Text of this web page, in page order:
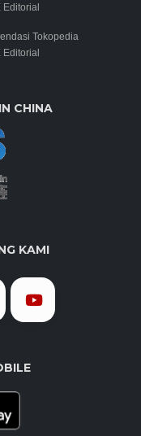
Editorial
Tokopedia
Editorial
CHINA
KAMI